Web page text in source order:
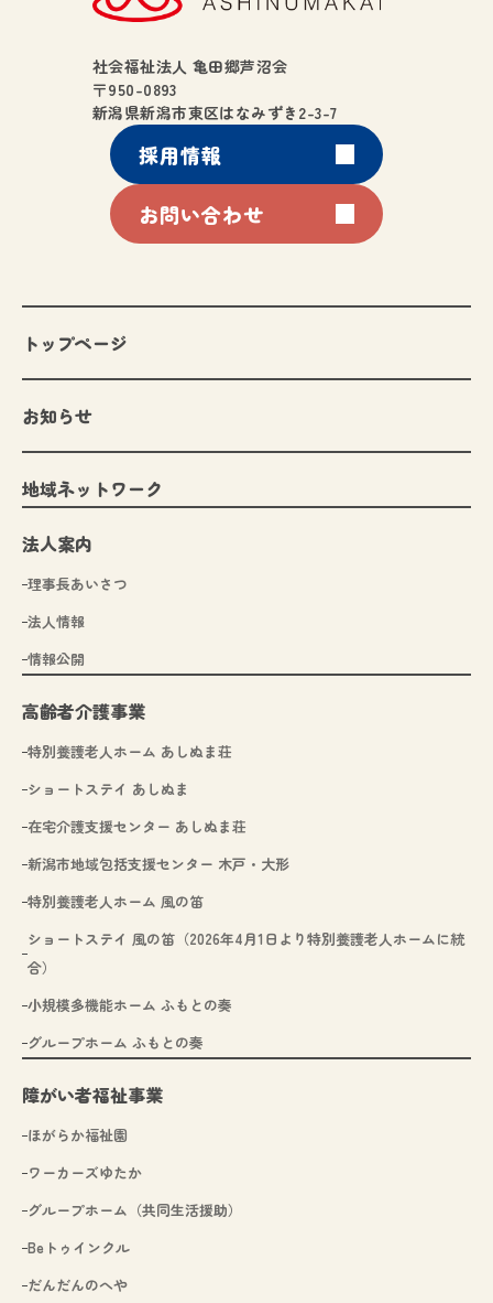
社会福祉法人 亀田郷芦沼会
〒950-0893
新潟県新潟市東区はなみずき2-3-7
採用情報
お問い合わせ
トップページ
お知らせ
地域ネットワーク
法人案内
理事長あいさつ
法人情報
情報公開
高齢者介護事業
特別養護老人ホーム あしぬま荘
ショートステイ あしぬま
在宅介護支援センター あしぬま荘
新潟市地域包括支援センター 木戸・大形
特別養護老人ホーム 風の笛
ショートステイ 風の笛（2026年4月1日より特別養護老人ホームに統
合）
小規模多機能ホーム ふもとの奏
グループホーム ふもとの奏
障がい者福祉事業
ほがらか福祉園
ワーカーズゆたか
グループホーム（共同生活援助）
Beトゥインクル
だんだんのへや